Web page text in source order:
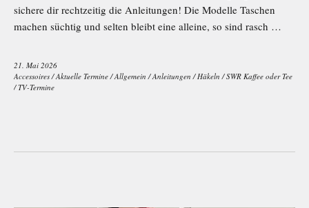
sichere dir rechtzeitig die Anleitungen! Die Modelle Taschen
machen süchtig und selten bleibt eine alleine, so sind rasch …
21. Mai 2026
Accessoires /Aktuelle Termine /Allgemein /Anleitungen / Häkeln /SWR Kaffee oder Tee
/TV-Termine